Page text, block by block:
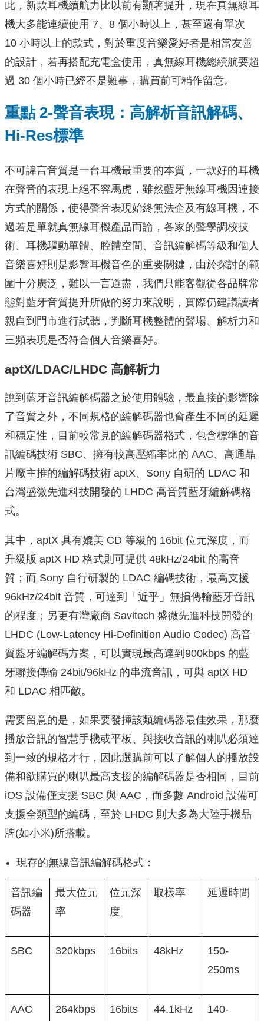
此，新款耳機續航力比以前有顯著提升，現在真無線耳
機大多能連續使用 7、8 個小時以上，甚至還有單次
10 小時以上的款式，對於重度音樂愛好者是相當友善
的設計，若再搭配充電盒使用，真無線耳機總續航要超
過 30 個小時已經不是難事，購買前可稍作留意。
重點 2-聲音表現：高解析音訊解碼、
Hi-Res標準
不可諱言音質是一台耳機最重要的本質，一款好的耳機
在聲音的表現上絕不容馬虎，雖然藍牙無線耳機因連接
方式的關係，使得聲音表現始終無法企及有線耳機，不
過若是單就真無線耳機產品而論，各家的聲學調校技
術、耳機驅動單體、腔體空間、音訊編解碼等級和個人
音樂喜好則是影響耳機音色的重要關鍵，由於探討的範
圍十分廣泛，難以一言道盡，我們只能客觀從各品牌常
態對藍牙音質提升所做的努力來說明，實際仍建議讀者
親自到門市進行試聽，判斷耳機整體的聲場、解析力和
三頻表現是否符合個人音樂喜好。
aptX/LDAC/LHDC 高解析力
說到藍牙音訊編解碼器之於使用體驗，最直接的影響除
了音質之外，不同規格的編解碼器也會產生不同的延遲
和穩定性，目前較常見的編解碼器格式，包含標準的音
訊編碼技術 SBC、擁有較高壓縮率比的 AAC、高通晶
片廠主推的編解碼技術 aptX、Sony 自研的 LDAC 和
台灣盛微先進科技開發的 LHDC 高音質藍牙編解碼格
式。
其中，aptX 具有媲美 CD 等級的 16bit 位元深度，而
升級版 aptX HD 格式則可提供 48kHz/24bit 的高音
質；而 Sony 自行研製的 LDAC 編碼技術，最高支援
96kHz/24bit 音質，可達到「近乎」無損傳輸藍牙音訊
的程度；另更有灣廠商 Savitech 盛微先進科技開發的
LHDC (Low-Latency Hi-Definition Audio Codec) 高音
質藍牙編解碼方案，可以實現最高達到900kbps 的藍
牙聯接傳輸 24bit/96kHz 的串流音訊，可與 aptX HD
和 LDAC 相匹敵。
需要留意的是，如果要發揮該類編碼器最佳效果，那麼
播放音訊的智慧手機或平板、與接收音訊的喇叭必須達
到一致的規格才行，因此選購前可以了解個人的播放設
備和欲購買的喇叭最高支援的編解碼器是否相同，目前
iOS 設備僅支援 SBC 與 AAC，而多數 Android 設備可
支援全類型的編碼，至於 LHDC 則大多為大陸手機品
牌(如小米)所搭載。
現存的無線音訊編解碼格式：
音訊編
碼器
最大位元
率
位元深
度
取樣率 延遲時間
SBC 320kbps 16bits 48kHz
150-
250ms
AAC 264kbps 16bits 44.1kHz
140-